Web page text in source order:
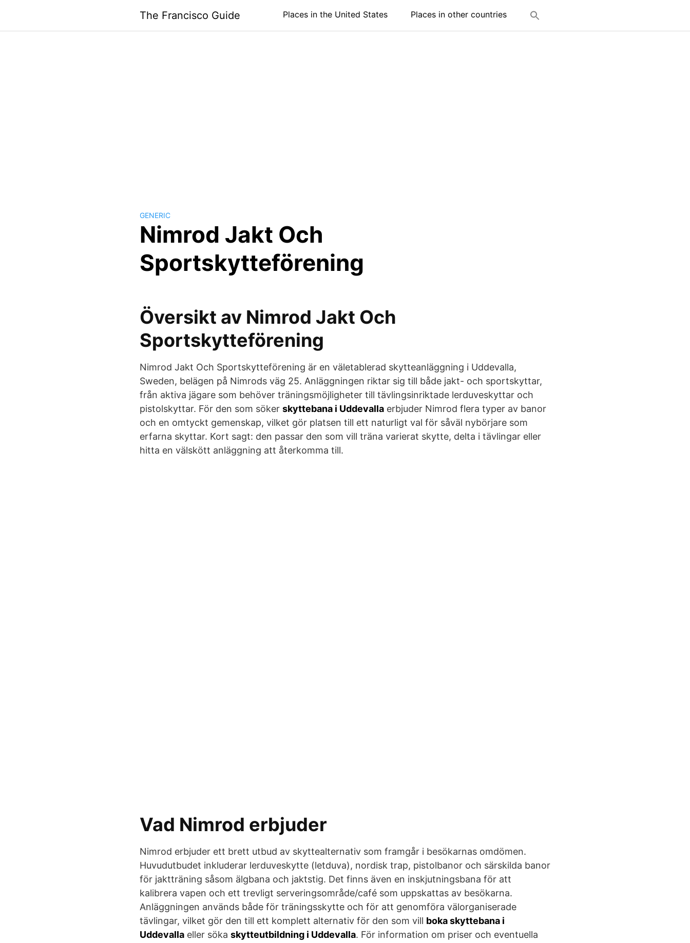
content
The Francisco Guide Places in the United States Places in other countries
GENERIC
Nimrod Jakt Och
Sportskytteförening
Översikt av Nimrod Jakt Och
Sportskytteförening
Nimrod Jakt Och Sportskytteförening är en väletablerad skytteanläggning i Uddevalla,
Sweden, belägen på Nimrods väg 25. Anläggningen riktar sig till både jakt- och sportskyttar,
från aktiva jägare som behöver träningsmöjligheter till tävlingsinriktade lerduveskyttar och
pistolskyttar. För den som söker skyttebana i Uddevalla erbjuder Nimrod flera typer av banor
och en omtyckt gemenskap, vilket gör platsen till ett naturligt val för såväl nybörjare som
erfarna skyttar. Kort sagt: den passar den som vill träna varierat skytte, delta i tävlingar eller
hitta en välskött anläggning att återkomma till.
Vad Nimrod erbjuder
Nimrod erbjuder ett brett utbud av skyttealternativ som framgår i besökarnas omdömen.
Huvudutbudet inkluderar lerduveskytte (letduva), nordisk trap, pistolbanor och särskilda banor
för jaktträning såsom älgbana och jaktstig. Det finns även en inskjutningsbana för att
kalibrera vapen och ett trevligt serveringsområde/café som uppskattas av besökarna.
Anläggningen används både för träningsskytte och för att genomföra välorganiserade
tävlingar, vilket gör den till ett komplett alternativ för den som vill boka skyttebana i
Uddevalla eller söka skytteutbildning i Uddevalla. För information om priser och eventuella